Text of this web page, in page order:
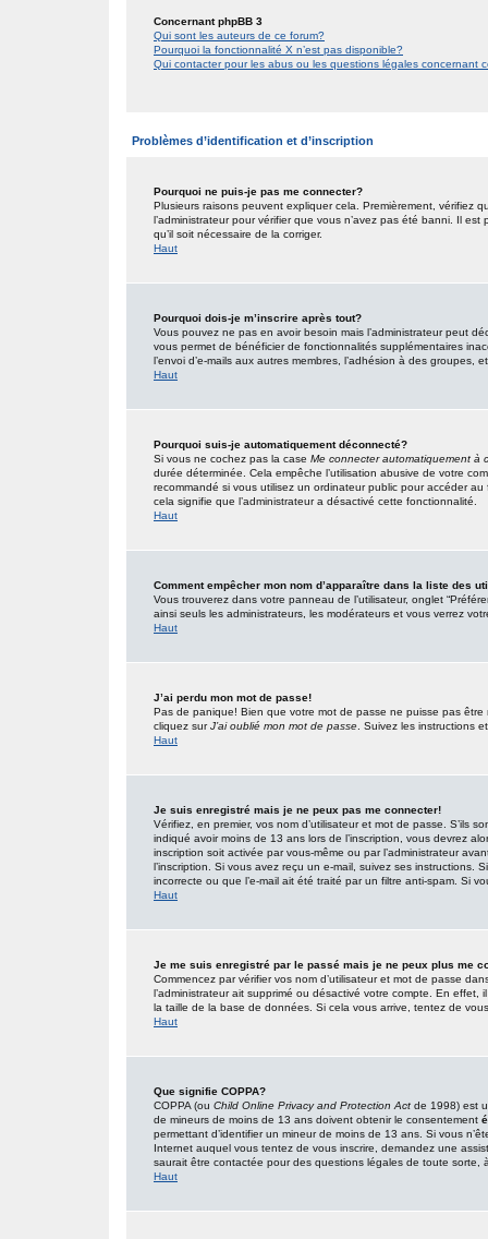
Concernant phpBB 3
Qui sont les auteurs de ce forum?
Pourquoi la fonctionnalité X n’est pas disponible?
Qui contacter pour les abus ou les questions légales concernant
Problèmes d’identification et d’inscription
Pourquoi ne puis-je pas me connecter?
Plusieurs raisons peuvent expliquer cela. Premièrement, vérifiez
l’administrateur pour vérifier que vous n’avez pas été banni. Il
qu’il soit nécessaire de la corriger.
Haut
Pourquoi dois-je m’inscrire après tout?
Vous pouvez ne pas en avoir besoin mais l’administrateur peut
vous permet de bénéficier de fonctionnalités supplémentaires
l’envoi d’e-mails aux autres membres, l’adhésion à des groupes,
Haut
Pourquoi suis-je automatiquement déconnecté?
Si vous ne cochez pas la case Me connecter automatiquement à
durée déterminée. Cela empêche l’utilisation abusive de votre
recommandé si vous utilisez un ordinateur public pour accéder
cela signifie que l’administrateur a désactivé cette fonctionnalité.
Haut
Comment empêcher mon nom d’apparaître dans la liste des
Vous trouverez dans votre panneau de l’utilisateur, onglet
ainsi seuls les administrateurs, les modérateurs et vous verrez
Haut
J’ai perdu mon mot de passe!
Pas de panique! Bien que votre mot de passe ne puisse pas
cliquez surJ’ai oublié mon mot de passe . Suivez les instructions
Haut
Je suis enregistré mais je ne peux pas me connecter!
Vérifiez, en premier, vos nom d’utilisateur et mot de passe. S’ils
indiqué avoir moins de 13 ans lors de l’inscription, vous devrez
inscription soit activée par vous-même ou par l’administrateur
l’inscription. Si vous avez reçu un e-mail, suivez ses instructions.
incorrecte ou que l’e-mail ait été traité par un filtre anti-spam. Si
Haut
Je me suis enregistré par le passé mais je ne peux plus me
Commencez par vérifier vos nom d’utilisateur et mot de passe
l’administrateur ait supprimé ou désactivé votre compte. En
la taille de la base de données. Si cela vous arrive, tentez de
Haut
Que signifie COPPA?
COPPA (ou Child Online Privacy and Protection Act de 1998) est
de mineurs de moins de 13 ans doivent obtenir le consentement
permettant d’identifier un mineur de moins de 13 ans. Si vous
Internet auquel vous tentez de vous inscrire, demandez une
saurait être contactée pour des questions légales de toute sorte,
Haut